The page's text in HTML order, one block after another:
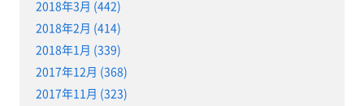
2018年3月 (442)
2018年2月 (414)
2018年1月 (339)
2017年12月 (368)
2017年11月 (323)